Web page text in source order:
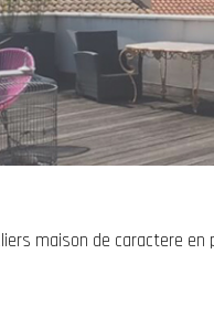
maison de caractere en